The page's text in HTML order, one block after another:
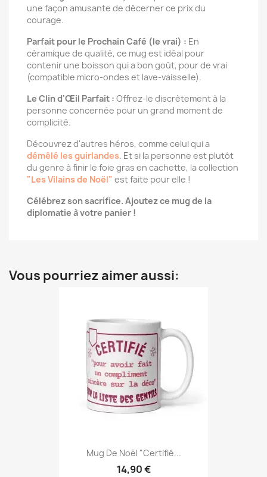
une façon amusante de décerner ce prix du
courage.
Parfait pour le Prochain Café (le vrai) : En
céramique de qualité, ce mug est idéal pour
contenir une boisson qui a bon goût, pour de vrai
(compatible micro-ondes et lave-vaisselle).
Le Clin d'Œil Parfait : Offrez-le discrètement à la
personne concernée pour un grand moment de
complicité.
Découvrez d'autres héros, comme celui qui a
démêlé les guirlandes. Et si la personne est plutôt
du genre à finir le foie gras en cachette, la collection
"Les Vilains de Noël" est faite pour elle !
Célébrez son sacrifice. Ajoutez ce mug de la
diplomatie à votre panier !
Vous pourriez aimer aussi:
Mug De Noël "Certifié...
14,90 €